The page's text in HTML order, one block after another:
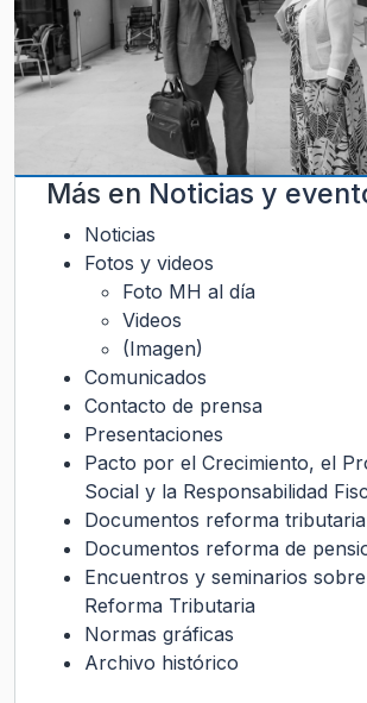
Más en Noticias y
Noticias
Fotos y videos
Foto MH al día
Videos
(Imagen)
Comunicados
Contacto de prensa
Presentaciones
Pacto por el Crecimiento, el
Social y la Responsabilidad
Documentos reforma tributaria
Documentos reforma de
Encuentros y seminarios
Reforma Tributaria
Normas gráficas
Archivo histórico